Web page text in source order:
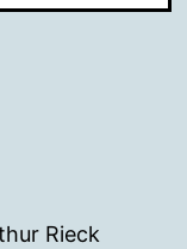
Rieck